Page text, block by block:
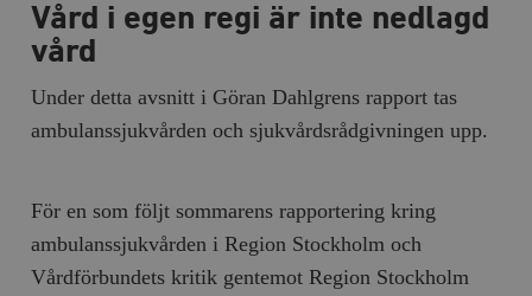
Vård i egen regi är inte nedlagd
vård
Under detta avsnitt i Göran Dahlgrens rapport tas
ambulanssjukvården och sjukvårdsrådgivningen upp.
För en som följt sommarens rapportering kring
ambulanssjukvården i Region Stockholm och
Vårdförbundets kritik gentemot Region Stockholm